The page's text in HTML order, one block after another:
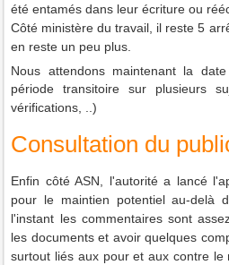
été entamés dans leur écriture ou
Côté ministère du travail, il reste 5
en reste un peu plus.
Nous attendons maintenant la
période transitoire sur plusieurs
vérifications, ..)
Consultation du
Enfin côté ASN, l'autorité a lancé
pour le maintien potentiel au-delà
l'instant les commentaires sont
les documents et avoir quelques
surtout liés aux pour et aux contre le